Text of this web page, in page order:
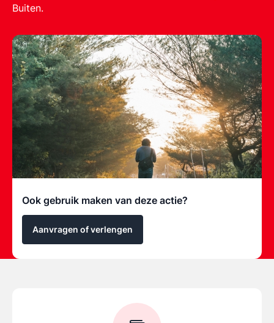
Buiten.
Ook gebruik maken van deze actie?
Aanvragen of verlengen